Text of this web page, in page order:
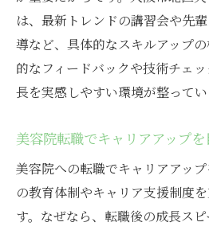
は、最新トレンドの講習会や先
導など、具体的なスキルアップ
的なフィードバックや技術チェ
長を実感しやすい環境が整ってい
美容院転職でキャリアアップ
美容院への転職でキャリアアッ
の教育体制やキャリア支援制度
す。なぜなら、転職後の成長ス